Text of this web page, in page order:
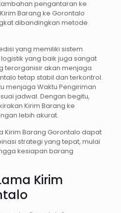
pengantaran ke
Barang ke Gorontalo
dibandingkan metode
yang memiliki sistem
yang baik juga sangat
terorganisir akan menjaga
tetap stabil dan terkontrol.
menjaga Waktu Pengiriman
jadwal. Dengan begitu,
Kirim Barang ke
lebih akurat.
Kirim Barang Gorontalo dapat
strategi yang tepat, mulai
kesiapan barang
Kirim